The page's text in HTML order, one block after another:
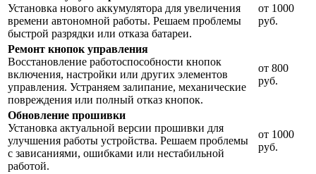
Установка нового аккумулятора для увеличения
времени автономной работы. Решаем проблемы
быстрой разрядки или отказа батареи.
от 1000
руб.
Ремонт кнопок управления
Восстановление работоспособности кнопок
включения, настройки или других элементов
управления. Устраняем залипание, механические
повреждения или полный отказ кнопок.
от 800
руб.
Обновление прошивки
Установка актуальной версии прошивки для
улучшения работы устройства. Решаем проблемы
с зависаниями, ошибками или нестабильной
работой.
от 1000
руб.